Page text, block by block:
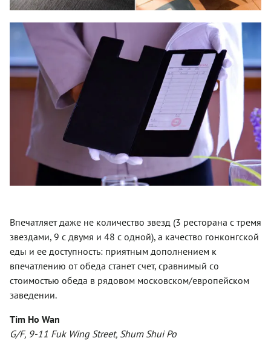
Впечатляет даже не количество звезд (3 ресторана с тремя
звездами, 9 с двумя и 48 с одной), а качество гонконгской
еды и ее доступность: приятным дополнением к
впечатлению от обеда станет счет, сравнимый со
стоимостью обеда в рядовом московском/европейском
заведении.
Tim Ho Wan
G/F, 9-11 Fuk Wing Street, Shum Shui Po